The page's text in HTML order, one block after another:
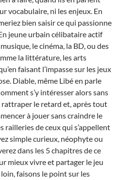
vocabulaire, ni les enjeux. En
bien saisir ce qui passionne
jeune urbain célibataire actif
le cinéma, la BD, ou des
la littérature, les arts
faisant l’impasse sur les jeux
Diable, même Libé en parle
s’y intéresser alors sans
rattraper le retard et, après tout
à jouer sans craindre le
railleries de ceux qui s’appellent
simple curieux, néophyte ou
dans les 5 chapitres de ce
mieux vivre et partager le jeu
faisons le point sur les